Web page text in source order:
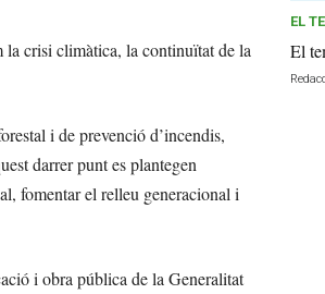
la crisi climàtica, la continuïtat de la
i de prevenció d’incendis,
darrer punt es plantegen
fomentar el relleu generacional i
i obra pública de la Generalitat
EL
El